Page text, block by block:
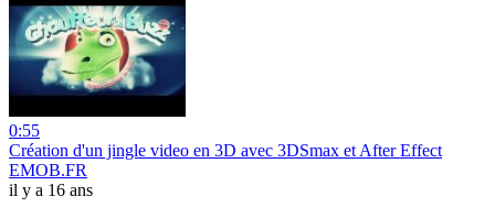
0:55
Création d'un jingle video en 3D avec 3DSmax et After Effect
EMOB.FR
il y a 16 ans